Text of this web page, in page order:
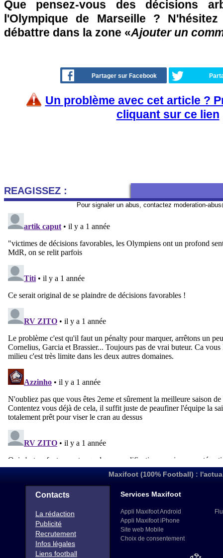
Que pensez-vous des décisions
l'Olympique de Marseille ?
débattre dans la zone «Ajouter un
Partager sur Facebook
Un problème avec cet article ?
cliquant sur ce lien
REAGISSEZ :
Pour signaler un abus, contactez moderation-
Maxifoot (100% Football) :
Contacts
La rédaction
Publicité
Recrutement
Infos légales
Liens football
Services Maxifoot
Appli Maxifoot Android
Appli Maxifoot iPhone
Site web Mobile
Choix de consentement